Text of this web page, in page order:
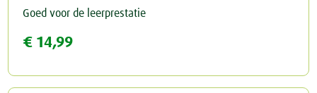
Goed voor de leerprestatie
€ 14,99